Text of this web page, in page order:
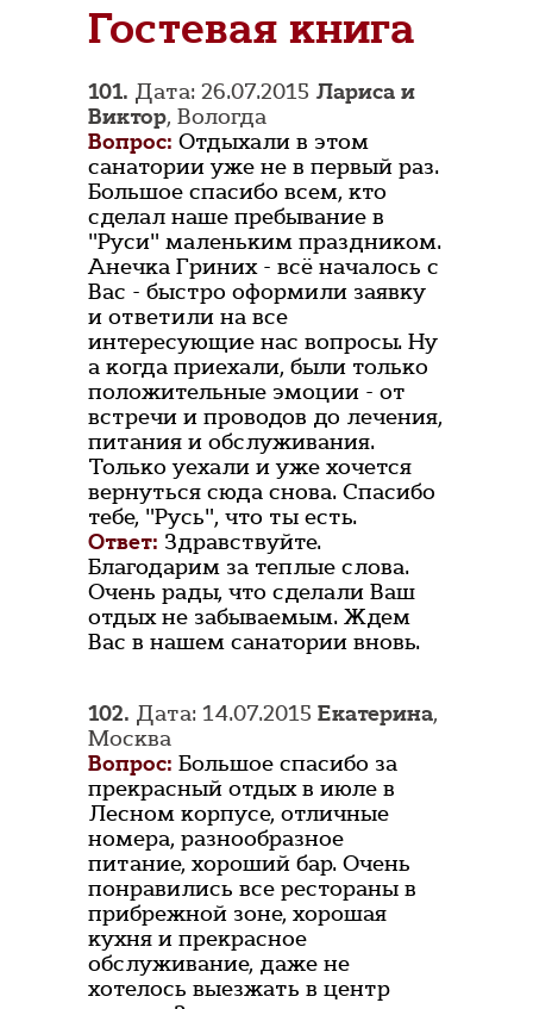
Гостевая книга
101. Дата: 26.07.2015 Лариса и
Виктор, Вологда
Вопрос: Отдыхали в этом
санатории уже не в первый раз.
Большое спасибо всем, кто
сделал наше пребывание в
"Руси" маленьким праздником.
Анечка Гриних - всё началось с
Вас - быстро оформили заявку
и ответили на все
интересующие нас вопросы. Ну
а когда приехали, были только
положительные эмоции - от
встречи и проводов до лечения,
питания и обслуживания.
Только уехали и уже хочется
вернуться сюда снова. Спасибо
тебе, "Русь", что ты есть.
Ответ: Здравствуйте.
Благодарим за теплые слова.
Очень рады, что сделали Ваш
отдых не забываемым. Ждем
Вас в нашем санатории вновь.
102. Дата: 14.07.2015 Екатерина,
Москва
Вопрос: Большое спасибо за
прекрасный отдых в июле в
Лесном корпусе, отличные
номера, разнообразное
питание, хороший бар. Очень
понравились все рестораны в
прибрежной зоне, хорошая
кухня и прекрасное
обслуживание, даже не
хотелось выезжать в центр